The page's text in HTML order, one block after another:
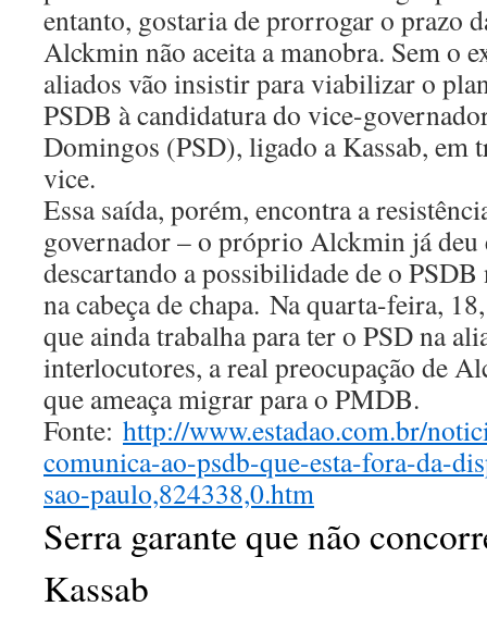
entanto, gostaria de prorrogar o prazo
Alckmin não aceita a manobra. Sem o
aliados vão insistir para viabilizar o
PSDB à candidatura do vice-
Domingos (PSD), ligado a Kassab, em
vice.
Essa saída, porém, encontra a
governador – o próprio Alckmin já deu
descartando a possibilidade de o
na cabeça de chapa. Na quarta-feira,
que ainda trabalha para ter o PSD na
interlocutores, a real preocupação de
que ameaça migrar para o PMDB.
Fonte: http://www.estadao.com.br/
comunica-ao-psdb-que-esta-fora-da-
sao-paulo,824338,0.htm
Serra garante que não
Kassab